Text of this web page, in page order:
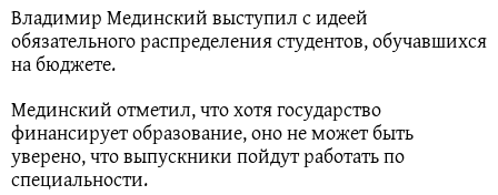
Владимир Мединский выступил с идеей
обязательного распределения студентов, обучавшихся
на бюджете.
Мединский отметил, что хотя государство
финансирует образование, оно не может быть
уверено, что выпускники пойдут работать по
специальности.